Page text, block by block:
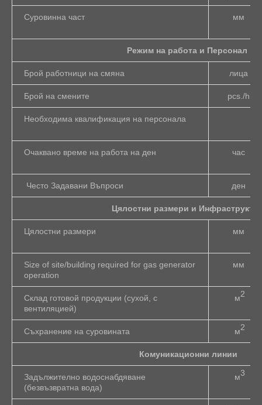
Суровинна част мм
Режим на работа и Персонал
Брой работници на смяна лица
Брой на смените pcs./h
Необходима квалификация на персонала
Очаквано време на работа на ден час
Често Задавани Въпроси ден
Цялостни размери и
Цялостни размери мм
Size of site/building required for gas generator
operation
мм
Склад готовой продукции (сухой, с
вентиляцией)
м2
Съхранение на суровината м2
Комуникационни линии
Задължително водоснабдяване
(безвъзвратна вода)
м3